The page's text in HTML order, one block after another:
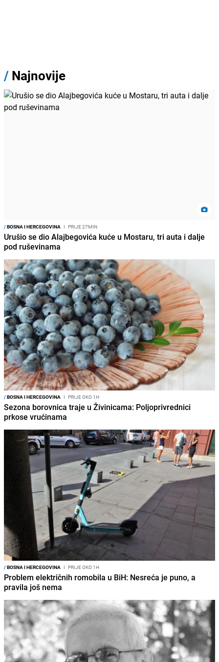
/ Najnovije
/BOSNA I HERCEGOVINA I PRIJE 27MIN
Urušio se dio Alajbegovića kuće u Mostaru, tri auta i dalje
pod ruševinama
/BOSNA I HERCEGOVINA I PRIJE OKO 1H
Sezona borovnica traje u Živinicama: Poljoprivrednici
prkose vrućinama
/BOSNA I HERCEGOVINA I PRIJE OKO 1H
Problem električnih romobila u BiH: Nesreća je puno, a
pravila još nema